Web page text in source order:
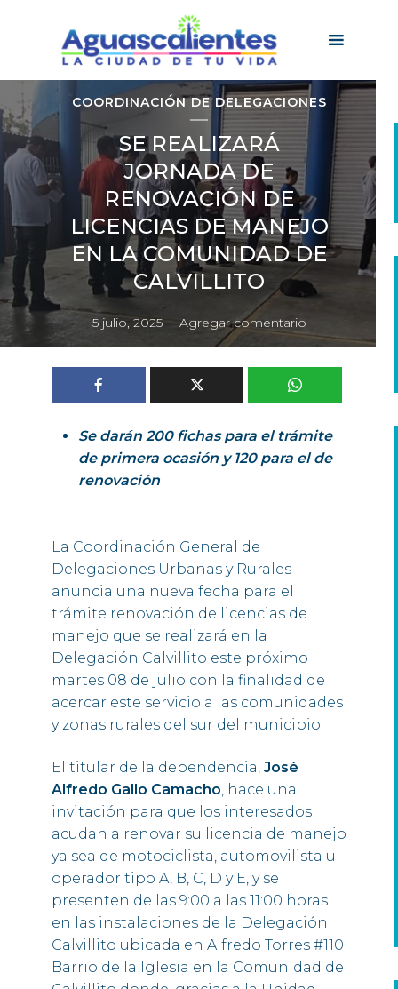
COORDINACIÓN DE DELEGACIONES
SE REALIZARÁ
JORNADA DE
RENOVACIÓN DE
LICENCIAS DE MANEJO
EN LA COMUNIDAD DE
CALVILLITO
5 julio, 2025 Agregar comentario
Se darán 200 fichas para el trámite
de primera ocasión y 120 para el de
renovación
La Coordinación General de
Delegaciones Urbanas y Rurales
anuncia una nueva fecha para el
trámite renovación de licencias de
manejo que se realizará en la
Delegación Calvillito este próximo
martes 08 de julio con la finalidad de
acercar este servicio a las comunidades
y zonas rurales del sur del municipio.
El titular de la dependencia, José
Alfredo Gallo Camacho, hace una
invitación para que los interesados
acudan a renovar su licencia de manejo
ya sea de motociclista, automovilista u
operador tipo A, B, C, D y E, y se
presenten de las 9:00 a las 11:00 horas
en las instalaciones de la Delegación
Calvillito ubicada en Alfredo Torres #110
Barrio de la Iglesia en la Comunidad de